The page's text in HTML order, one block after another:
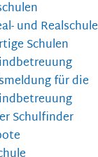
und Realschule
Schulen
für die
Schulfinder